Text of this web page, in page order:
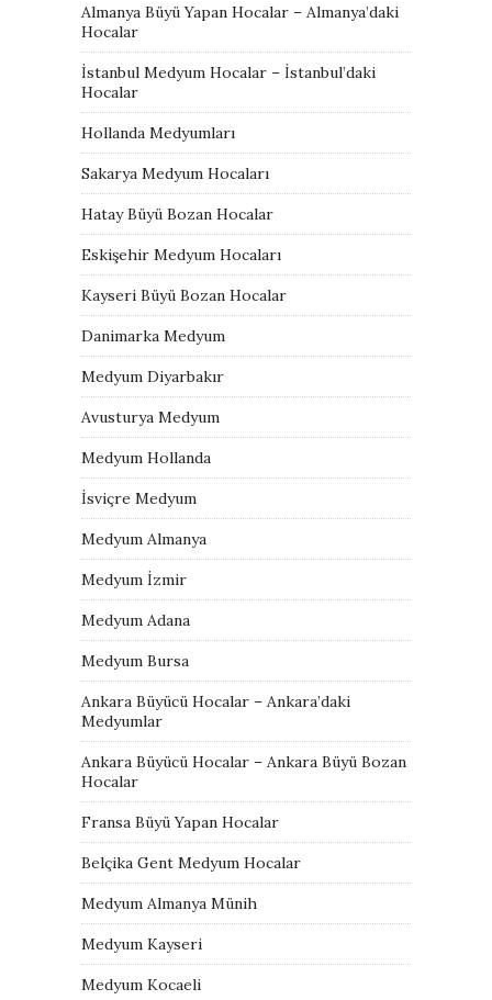
Almanya Büyü Yapan Hocalar – Almanya’daki
Hocalar
İstanbul Medyum Hocalar – İstanbul’daki
Hocalar
Hollanda Medyumları
Sakarya Medyum Hocaları
Hatay Büyü Bozan Hocalar
Eskişehir Medyum Hocaları
Kayseri Büyü Bozan Hocalar
Danimarka Medyum
Medyum Diyarbakır
Avusturya Medyum
Medyum Hollanda
İsviçre Medyum
Medyum Almanya
Medyum İzmir
Medyum Adana
Medyum Bursa
Ankara Büyücü Hocalar – Ankara’daki
Medyumlar
Ankara Büyücü Hocalar – Ankara Büyü Bozan
Hocalar
Fransa Büyü Yapan Hocalar
Belçika Gent Medyum Hocalar
Medyum Almanya Münih
Medyum Kayseri
Medyum Kocaeli